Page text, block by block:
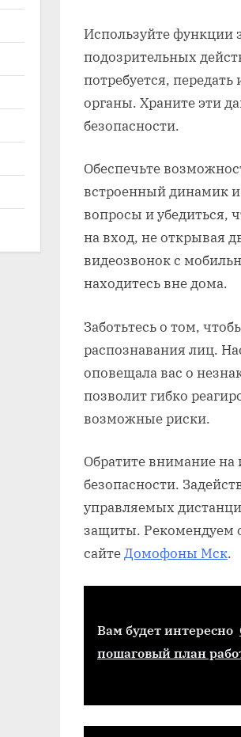
Используйте функции
подозрительных
потребуется,
органы. Храните эти
безопасности.
Обеспечьте
встроенный динамик
вопросы и убедиться,
на вход, не открывая
видеозвонок с
находитесь вне дома.
Заботьтесь о том,
распознавания лиц.
оповещала вас о
позволит гибко
возможные риски.
Обратите внимание
безопасности.
управляемых
защиты. Рекомендуем
сайтеДомофоны Мск.
Вам будет интересно
пошаговый план